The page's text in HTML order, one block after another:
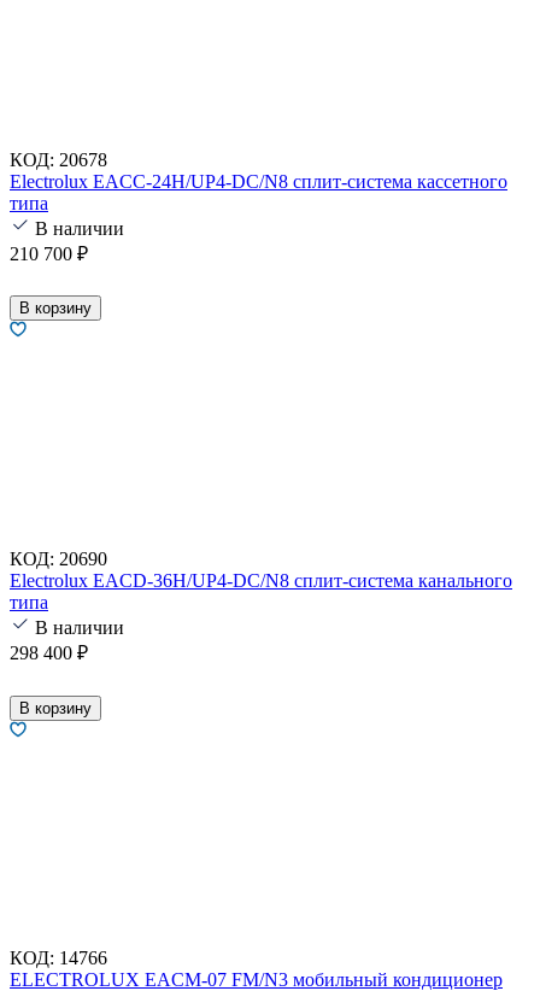
КОД: 20678
Electrolux EACC-24H/UP4-DC/N8 сплит-система кассетного
типа
В наличии
210 700 ₽
В корзину
КОД: 20690
Electrolux EACD-36H/UP4-DC/N8 сплит-система канального
типа
В наличии
298 400 ₽
В корзину
КОД: 14766
ELECTROLUX EACM-07 FM/N3 мобильный кондиционер